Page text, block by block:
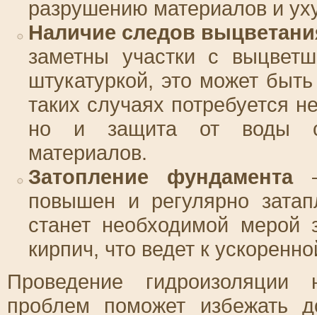
разрушению материалов и
Наличие следов
заметны участки с
штукатуркой, это может
таких случаях потребуется
но и защита от воды с
материалов.
Затопление фундамента–
повышен и регулярно
станет необходимой
кирпич, что ведет к
Проведение
проблем поможет избежать